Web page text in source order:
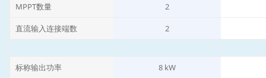
MPPT数量 2
直流输入连接端数 2
标称输出功率 8 kW